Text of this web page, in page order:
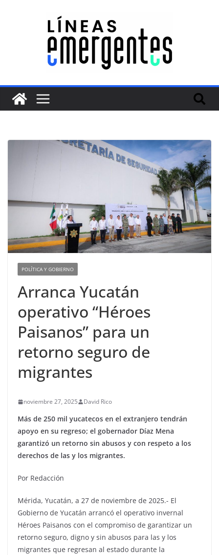
POLÍTICA Y GOBIERNO
Arranca Yucatán
operativo “Héroes
Paisanos” para un
retorno seguro de
migrantes
noviembre 27, 2025 David Rico
Más de 250 mil yucatecos en el extranjero tendrán
apoyo en su regreso; el gobernador Díaz Mena
garantizó un retorno sin abusos y con respeto a los
derechos de las y los migrantes.
Por Redacción
Mérida, Yucatán, a 27 de noviembre de 2025.- El
Gobierno de Yucatán arrancó el operativo invernal
Héroes Paisanos con el compromiso de garantizar un
retorno seguro, digno y sin abusos para las y los
migrantes que regresan al estado durante la